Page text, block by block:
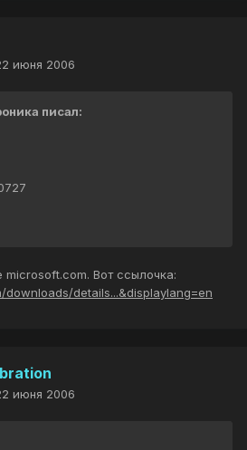
июня 2006
писал:
Вот ссылочка:
details...&displaylang=en
июня 2006